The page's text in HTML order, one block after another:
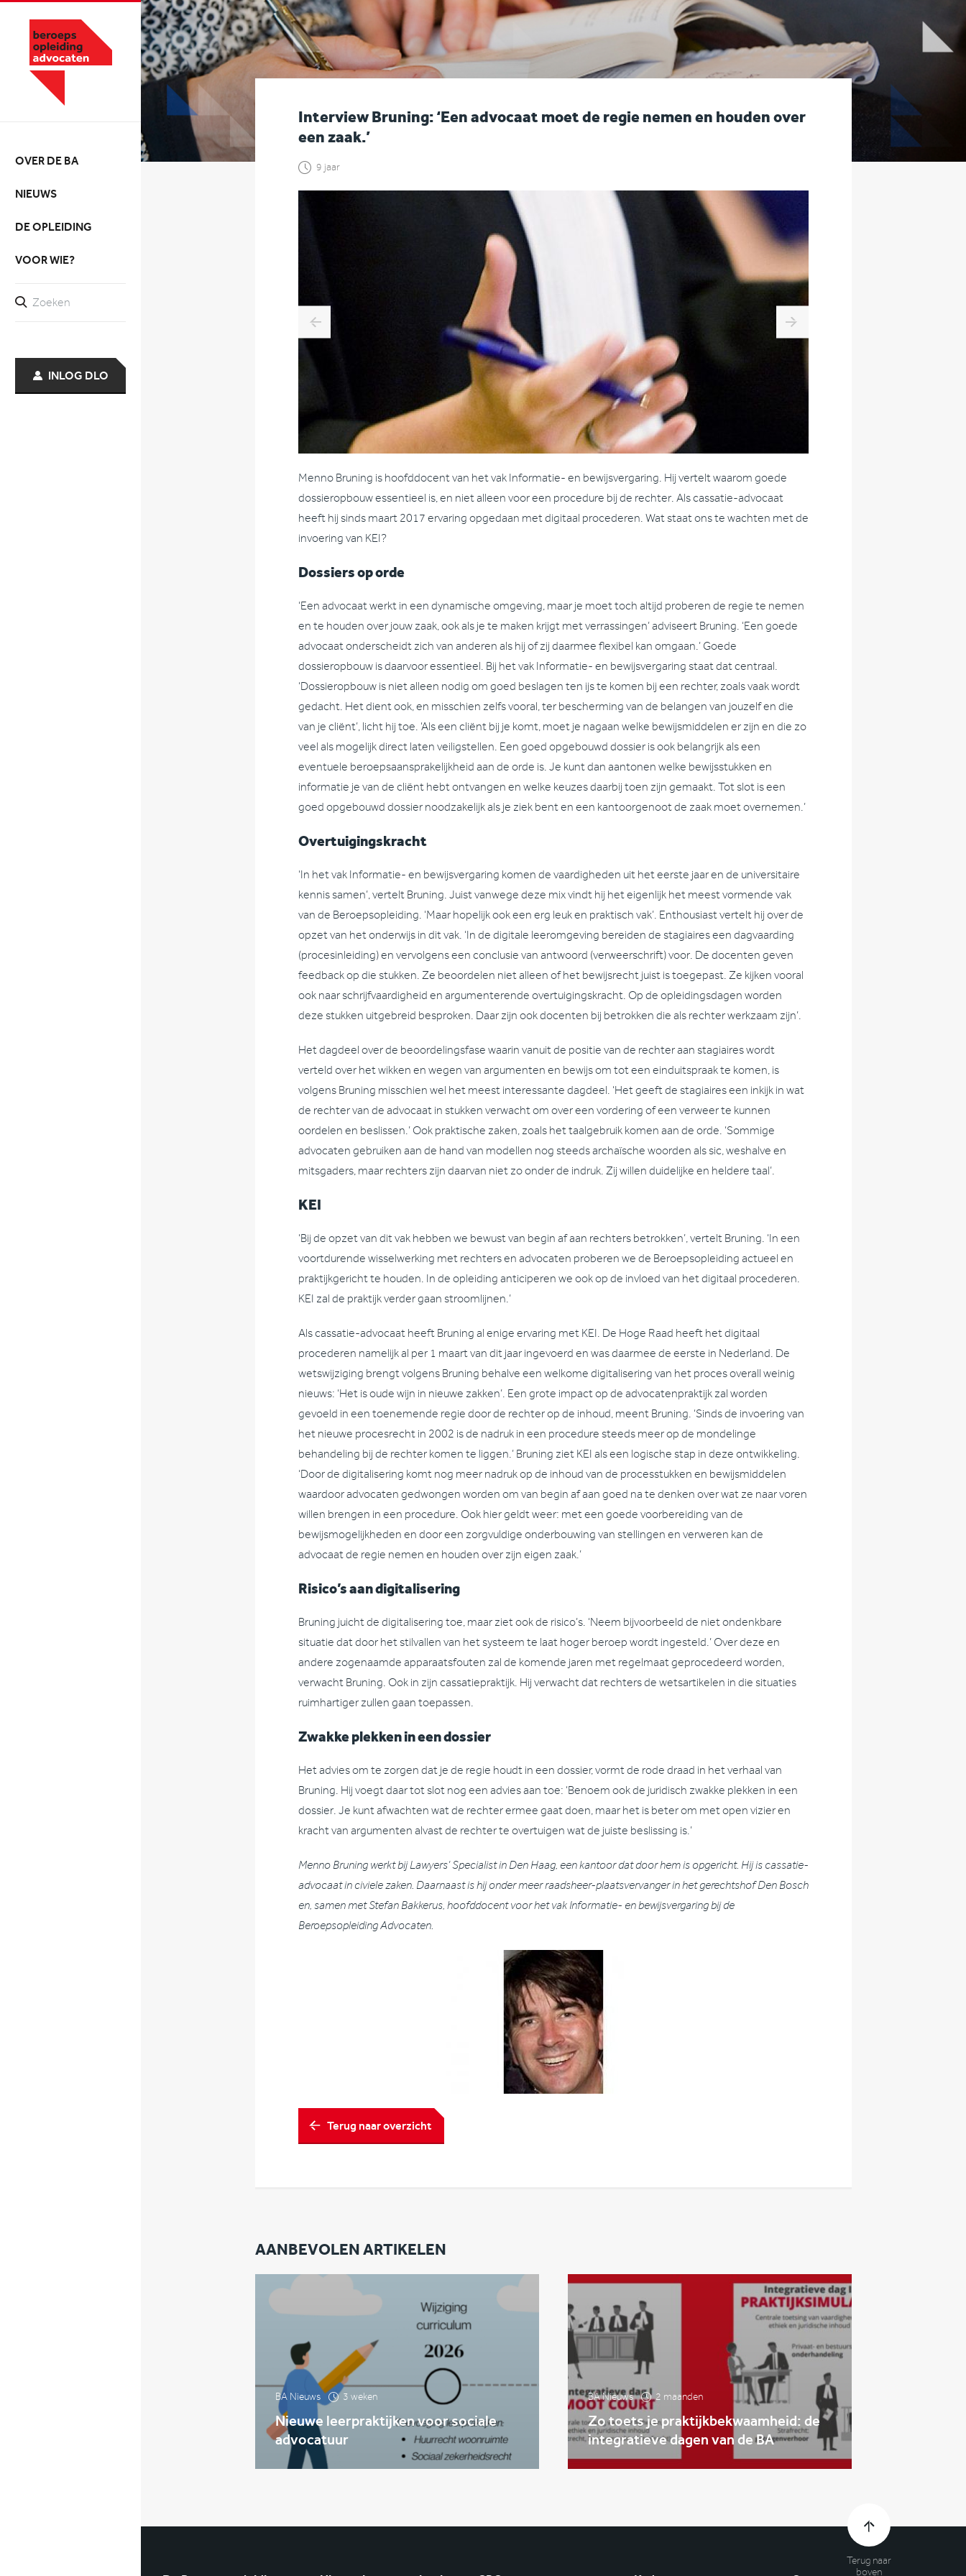
OVER DE BA
NIEUWS
DE OPLEIDING
VOOR WIE?
INLOG DLO
Interview Bruning: ‘Een advocaat moet de regie nemen en houden over
een zaak.’
9 jaar
Menno Bruning is hoofddocent van het vak Informatie- en bewijsvergaring. Hij vertelt waarom goede
dossieropbouw essentieel is, en niet alleen voor een procedure bij de rechter. Als cassatie-advocaat
heeft hij sinds maart 2017 ervaring opgedaan met digitaal procederen. Wat staat ons te wachten met de
invoering van KEI?
Dossiers op orde
‘Een advocaat werkt in een dynamische omgeving, maar je moet toch altijd proberen de regie te nemen
en te houden over jouw zaak, ook als je te maken krijgt met verrassingen’ adviseert Bruning. ‘Een goede
advocaat onderscheidt zich van anderen als hij of zij daarmee flexibel kan omgaan.’ Goede
dossieropbouw is daarvoor essentieel. Bij het vak Informatie- en bewijsvergaring staat dat centraal.
‘Dossieropbouw is niet alleen nodig om goed beslagen ten ijs te komen bij een rechter, zoals vaak wordt
gedacht. Het dient ook, en misschien zelfs vooral, ter bescherming van de belangen van jouzelf en die
van je cliënt’, licht hij toe. ‘Als een cliënt bij je komt, moet je nagaan welke bewijsmiddelen er zijn en die zo
veel als mogelijk direct laten veiligstellen. Een goed opgebouwd dossier is ook belangrijk als een
eventuele beroepsaansprakelijkheid aan de orde is. Je kunt dan aantonen welke bewijsstukken en
informatie je van de cliënt hebt ontvangen en welke keuzes daarbij toen zijn gemaakt. Tot slot is een
goed opgebouwd dossier noodzakelijk als je ziek bent en een kantoorgenoot de zaak moet overnemen.’
Overtuigingskracht
‘In het vak Informatie- en bewijsvergaring komen de vaardigheden uit het eerste jaar en de universitaire
kennis samen’, vertelt Bruning. Juist vanwege deze mix vindt hij het eigenlijk het meest vormende vak
van de Beroepsopleiding. ‘Maar hopelijk ook een erg leuk en praktisch vak’. Enthousiast vertelt hij over de
opzet van het onderwijs in dit vak. ‘In de digitale leeromgeving bereiden de stagiaires een dagvaarding
(procesinleiding) en vervolgens een conclusie van antwoord (verweerschrift) voor. De docenten geven
feedback op die stukken. Ze beoordelen niet alleen of het bewijsrecht juist is toegepast. Ze kijken vooral
ook naar schrijfvaardigheid en argumenterende overtuigingskracht. Op de opleidingsdagen worden
deze stukken uitgebreid besproken. Daar zijn ook docenten bij betrokken die als rechter werkzaam zijn’.
Het dagdeel over de beoordelingsfase waarin vanuit de positie van de rechter aan stagiaires wordt
verteld over het wikken en wegen van argumenten en bewijs om tot een einduitspraak te komen, is
volgens Bruning misschien wel het meest interessante dagdeel. ‘Het geeft de stagiaires een inkijk in wat
de rechter van de advocaat in stukken verwacht om over een vordering of een verweer te kunnen
oordelen en beslissen.’ Ook praktische zaken, zoals het taalgebruik komen aan de orde. ‘Sommige
advocaten gebruiken aan de hand van modellen nog steeds archaïsche woorden als sic, weshalve en
mitsgaders, maar rechters zijn daarvan niet zo onder de indruk. Zij willen duidelijke en heldere taal’.
KEI
‘Bij de opzet van dit vak hebben we bewust van begin af aan rechters betrokken’, vertelt Bruning. ‘In een
voortdurende wisselwerking met rechters en advocaten proberen we de Beroepsopleiding actueel en
praktijkgericht te houden. In de opleiding anticiperen we ook op de invloed van het digitaal procederen.
KEI zal de praktijk verder gaan stroomlijnen.’
Als cassatie-advocaat heeft Bruning al enige ervaring met KEI. De Hoge Raad heeft het digitaal
procederen namelijk al per 1 maart van dit jaar ingevoerd en was daarmee de eerste in Nederland. De
wetswijziging brengt volgens Bruning behalve een welkome digitalisering van het proces overall weinig
nieuws: ‘Het is oude wijn in nieuwe zakken’. Een grote impact op de advocatenpraktijk zal worden
gevoeld in een toenemende regie door de rechter op de inhoud, meent Bruning. ‘Sinds de invoering van
het nieuwe procesrecht in 2002 is de nadruk in een procedure steeds meer op de mondelinge
behandeling bij de rechter komen te liggen.’ Bruning ziet KEI als een logische stap in deze ontwikkeling.
‘Door de digitalisering komt nog meer nadruk op de inhoud van de processtukken en bewijsmiddelen
waardoor advocaten gedwongen worden om van begin af aan goed na te denken over wat ze naar voren
willen brengen in een procedure. Ook hier geldt weer: met een goede voorbereiding van de
bewijsmogelijkheden en door een zorgvuldige onderbouwing van stellingen en verweren kan de
advocaat de regie nemen en houden over zijn eigen zaak.’
Risico’s aan digitalisering
Bruning juicht de digitalisering toe, maar ziet ook de risico’s. ‘Neem bijvoorbeeld de niet ondenkbare
situatie dat door het stilvallen van het systeem te laat hoger beroep wordt ingesteld.’ Over deze en
andere zogenaamde apparaatsfouten zal de komende jaren met regelmaat geprocedeerd worden,
verwacht Bruning. Ook in zijn cassatiepraktijk. Hij verwacht dat rechters de wetsartikelen in die situaties
ruimhartiger zullen gaan toepassen.
Zwakke plekken in een dossier
Het advies om te zorgen dat je de regie houdt in een dossier, vormt de rode draad in het verhaal van
Bruning. Hij voegt daar tot slot nog een advies aan toe: ‘Benoem ook de juridisch zwakke plekken in een
dossier. Je kunt afwachten wat de rechter ermee gaat doen, maar het is beter om met open vizier en
kracht van argumenten alvast de rechter te overtuigen wat de juiste beslissing is.’
Menno Bruning werkt bij Lawyers’ Specialist in Den Haag, een kantoor dat door hem is opgericht. Hij is cassatie-
advocaat in civiele zaken. Daarnaast is hij onder meer raadsheer-plaatsvervanger in het gerechtshof Den Bosch
en, samen met Stefan Bakkerus, hoofddocent voor het vak Informatie- en bewijsvergaring bij de
Beroepsopleiding Advocaten.
Terug naar overzicht
AANBEVOLEN ARTIKELEN
BA Nieuws 3 weken
Nieuwe leerpraktijken voor sociale
advocatuur
BA Nieuws 2 maanden
Zo toets je praktijkbekwaamheid: de
integratieve dagen van de BA
Terug naar
boven